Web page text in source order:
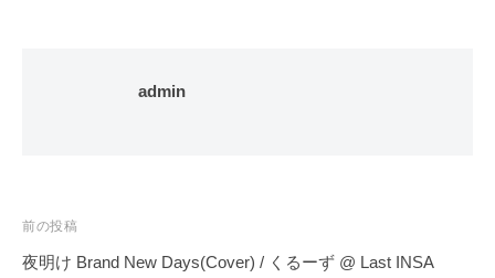
admin
投
稿
前の投稿
夜明け Brand New Days(Cover) / くるーず @ Last INSA